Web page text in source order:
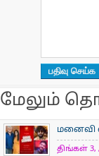
மேலும்
மனைவி
திங்கள் 3,